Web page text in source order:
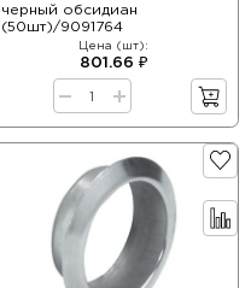
черный обсидиан
(50шт)/9091764
Цена (шт):
801.66 ₽